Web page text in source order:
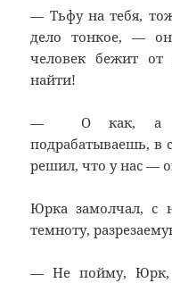
— Тьфу на тебя,
дело тонкое, —
человек бежит от
найти!
— О как, а ты
подрабатываешь, в
решил, что у нас —
Юрка замолчал, с
темноту,
— Не пойму, Юрк,